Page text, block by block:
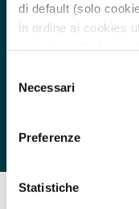
di default (solo
in ordine ai cookies
mediante il link
delNecessari
Preferenze
Statistiche